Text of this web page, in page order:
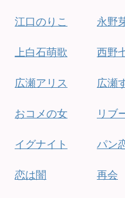
江口のりこ
上白石萌歌
広瀬アリス
おコメの女
イグナイト
恋は闇
永野
西野
広瀬
リブ
パン
再会